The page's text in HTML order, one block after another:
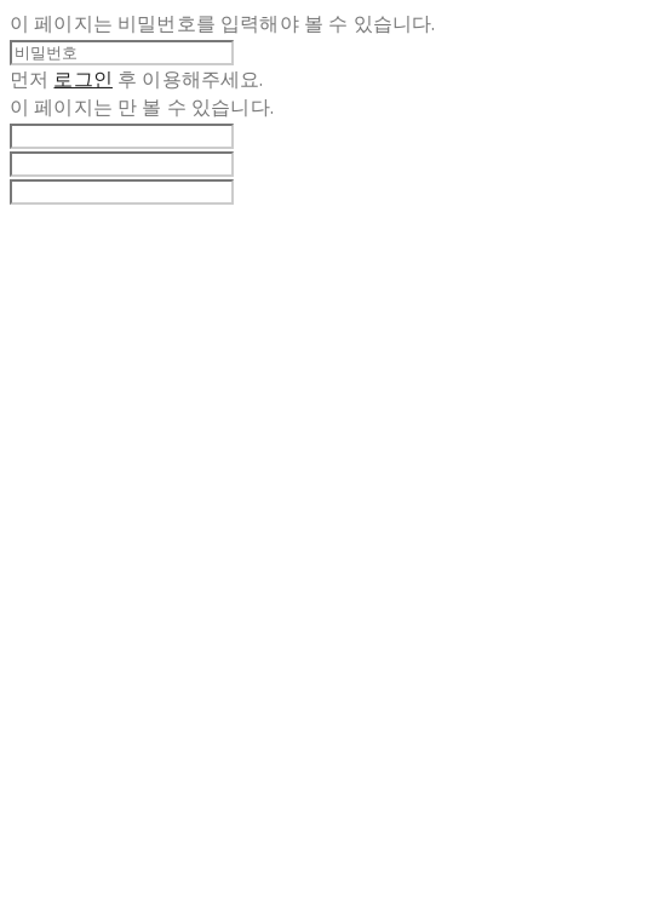
이 페이지는 비밀번호를 입력해야 볼 수 있습니다.
먼저 로그인 후 이용해주세요.
이 페이지는 만 볼 수 있습니다.